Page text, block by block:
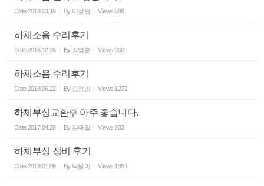
Date2018.03.19 By 이성원 Views 698
하체소음 수리후기
Date2016.12.26 By 최병훈 Views 900
하체소음 수리후기
Date2018.06.22 By 김정민 Views 1272
하체부싱교환후 아주 좋습니다.
Date2017.04.28 By 김태일 Views 933
하체부싱 정비 후기
Date2019.01.09 By 덕팔이 Views 1351